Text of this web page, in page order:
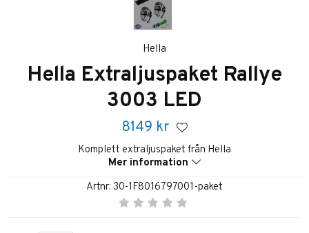
Hella
Hella Extraljuspaket Rallye
3003 LED
8149 kr
Komplett extraljuspaket från Hella
Mer information
Artnr: 30-1F8016797001-paket